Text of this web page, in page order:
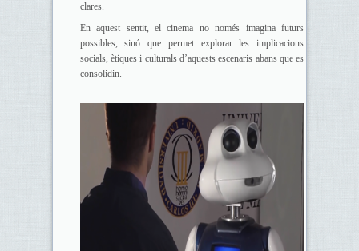
clares.
En aquest sentit, el cinema no només imagina futurs
possibles, sinó que permet explorar les implicacions
socials, ètiques i culturals d’aquests escenaris abans que es
consolidin.